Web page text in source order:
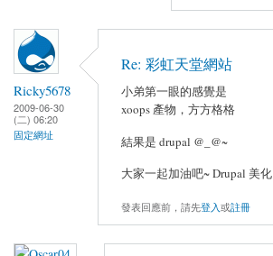
Ricky5678
2009-06-30
(二) 06:20
固定網址
Re: 彩虹天堂網站
小弟第一眼的感覺是
xoops 產物，方方格格
結果是 drupal @_@~
大家一起加油吧~ Drupal 美化
發表回應前，請先登入或註冊